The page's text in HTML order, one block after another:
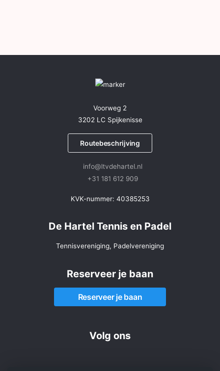
Voorweg 2
3202 LC Spijkenisse
Routebeschrijving
info@ltvdehartel.nl
+31 181 612 909
KVK-nummer: 40385253
De Hartel Tennis en Padel
Tennisvereniging, Padelvereniging
Reserveer je baan
Reserveer je baan
Volg ons